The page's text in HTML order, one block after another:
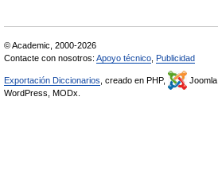
© Academic, 2000-2026
Contacte con nosotros: Apoyo técnico Publicidad
Exportación Diccionarios , creado en PHP, Joomla,
WordPress, MODx.